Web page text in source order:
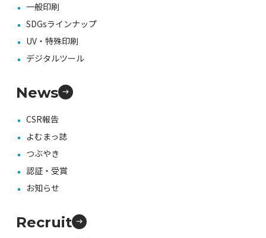
一般印刷
SDGsラインナップ
UV・特殊印刷
デジタルツール
News
CSR報告
よむまっ誌
つぶやき
認証・受賞
お知らせ
Recruit